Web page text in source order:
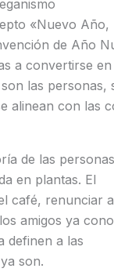
«Nuevo Año,
de Año
a convertirse
las personas,
alinean con las
de las
en plantas. El
café, renunciar a
amigos ya
definen a las
son.